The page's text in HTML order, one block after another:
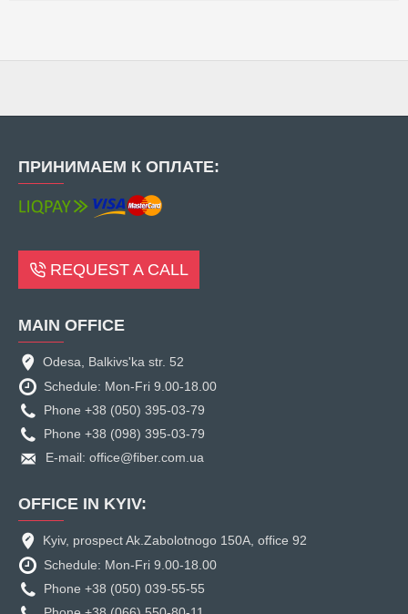
ПРИНИМАЕМ К ОПЛАТЕ:
REQUEST A CALL
MAIN OFFICE
Odesa, Balkivs'ka str. 52
Schedule: Mon-Fri 9.00-18.00
Phone +38 (050) 395-03-79
Phone +38 (098) 395-03-79
E-mail: office@fiber.com.ua
OFFICE IN KYIV:
Kyiv, prospect Ak.Zabolotnogo 150A, office 92
Schedule: Mon-Fri 9.00-18.00
Phone +38 (050) 039-55-55